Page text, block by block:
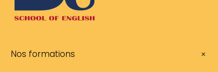
Nos formations